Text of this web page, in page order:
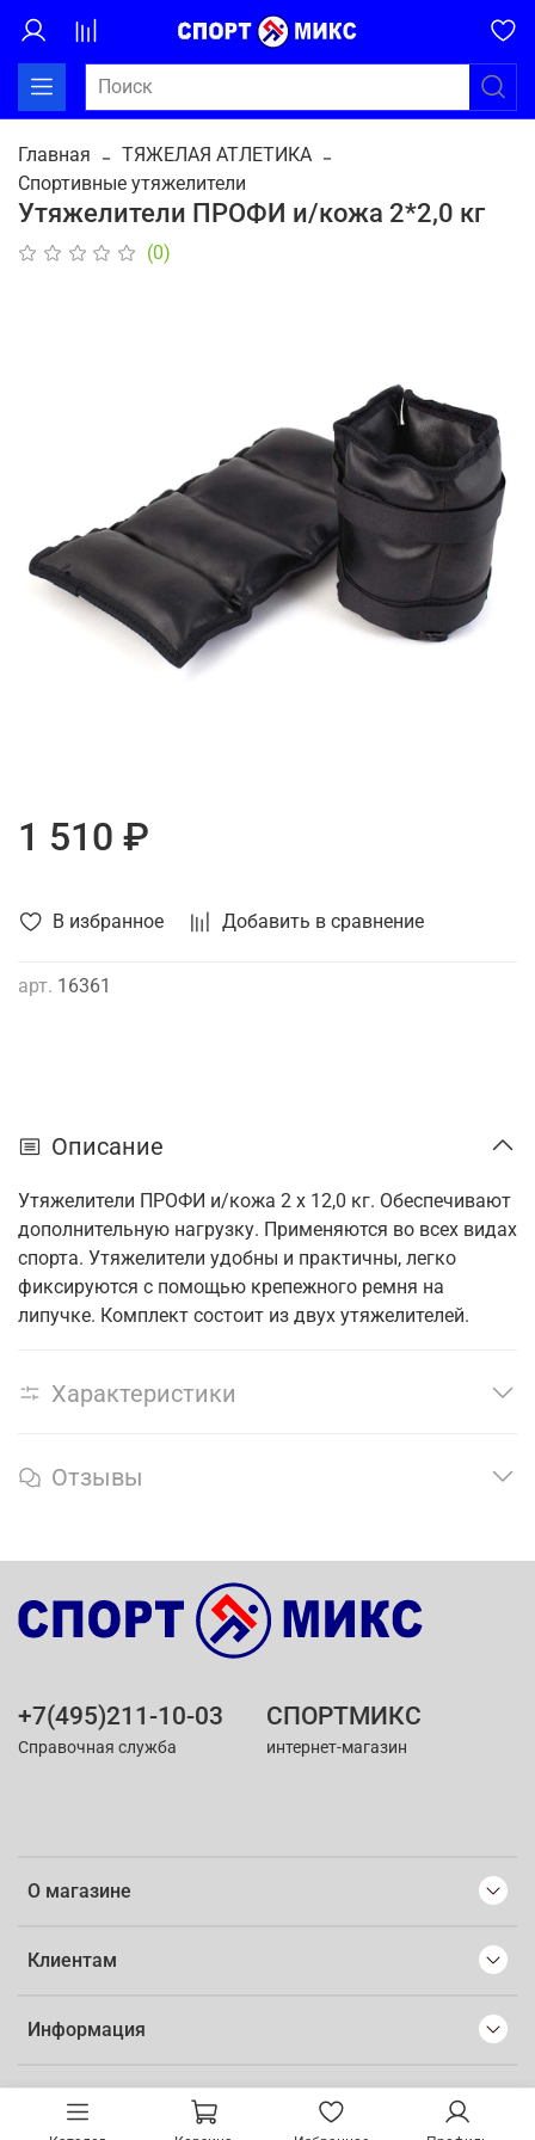
Главная
ТЯЖЕЛАЯ АТЛЕТИКА
Спортивные утяжелители
Утяжелители ПРОФИ и/кожа 2*2,0 кг
(0)
В избранное Добавить в сравнение
арт. 16361
1 510 ₽
Описание
Утяжелители ПРОФИ и/кожа 2 x 12,0 кг. Обеспечивают
дополнительную нагрузку. Применяются во всех видах
спорта. Утяжелители удобны и практичны, легко
фиксируются с помощью крепежного ремня на
липучке. Комплект состоит из двух утяжелителей.
Характеристики
Отзывы
О магазине
Клиентам
Информация
+7(495)211-10-03
Справочная служба
СПОРТМИКС
интернет-магазин